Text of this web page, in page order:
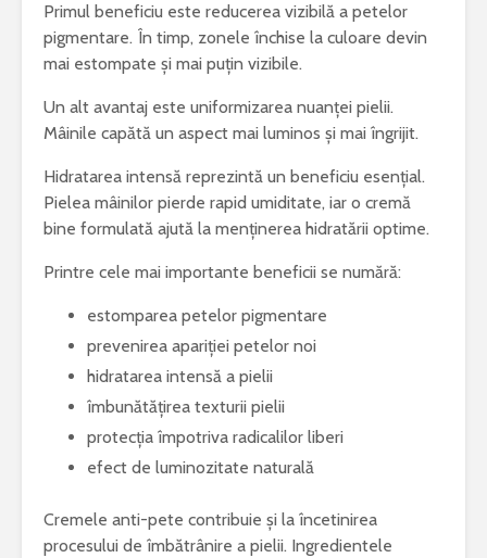
Primul beneficiu este reducerea vizibilă a petelor
pigmentare. În timp, zonele închise la culoare devin
mai estompate și mai puțin vizibile.
Un alt avantaj este uniformizarea nuanței pielii.
Mâinile capătă un aspect mai luminos și mai îngrijit.
Hidratarea intensă reprezintă un beneficiu esențial.
Pielea mâinilor pierde rapid umiditate, iar o cremă
bine formulată ajută la menținerea hidratării optime.
Printre cele mai importante beneficii se numără:
estomparea petelor pigmentare
prevenirea apariției petelor noi
hidratarea intensă a pielii
îmbunătățirea texturii pielii
protecția împotriva radicalilor liberi
efect de luminozitate naturală
Cremele anti-pete contribuie și la încetinirea
procesului de îmbătrânire a pielii. Ingredientele